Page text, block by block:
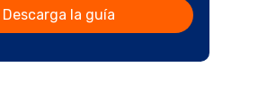
Descarga la guía